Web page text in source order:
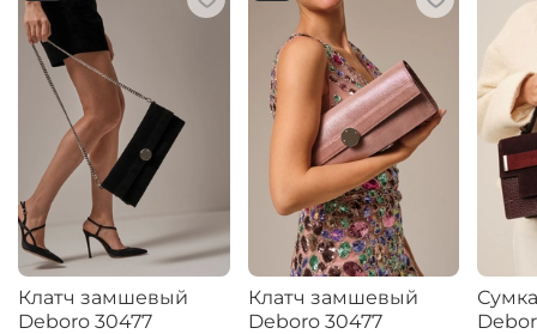
Клатч замшевый
Deboro 30477
Клатч замшевый
Deboro 30477